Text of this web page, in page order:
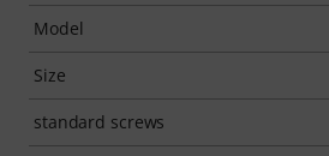
Model
Size
standard screws